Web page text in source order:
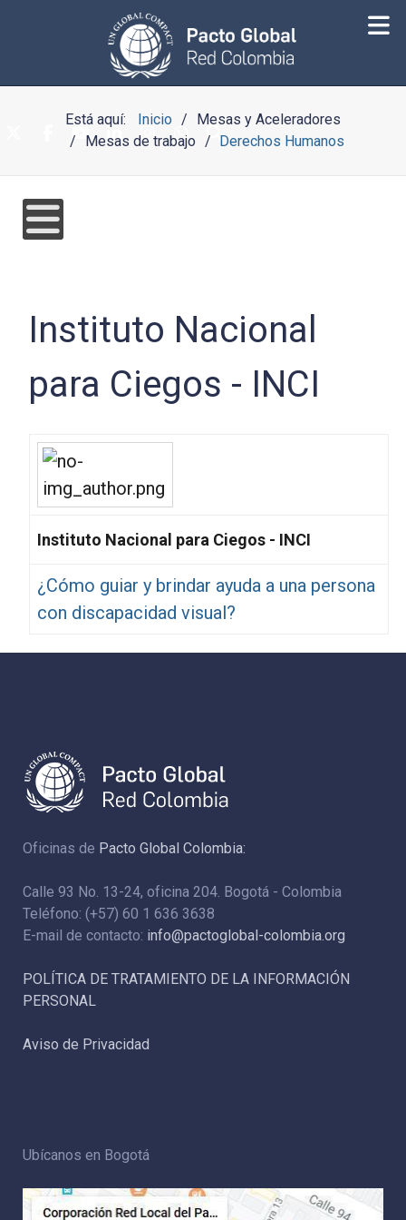
Está aquí: Inicio
Mesas y Aceleradores
Mesas de trabajo
Derechos Humanos
Instituto Nacional
para Ciegos - INCI
Instituto Nacional para Ciegos - INCI
¿Cómo guiar y brindar ayuda a una persona
con discapacidad visual?
Oficinas de Pacto Global Colombia:
Calle 93 No. 13-24, oficina 204. Bogotá - Colombia
Teléfono: (+57) 60 1 636 3638
E-mail de contacto: info@pactoglobal-colombia.org
POLÍTICA DE TRATAMIENTO DE LA INFORMACIÓN
PERSONAL
Aviso de Privacidad
Ubícanos en Bogotá